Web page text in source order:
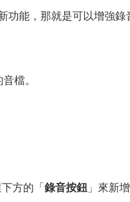
能，那就是可以增強錄
檔。
下方的「 錄音按鈕 」來新